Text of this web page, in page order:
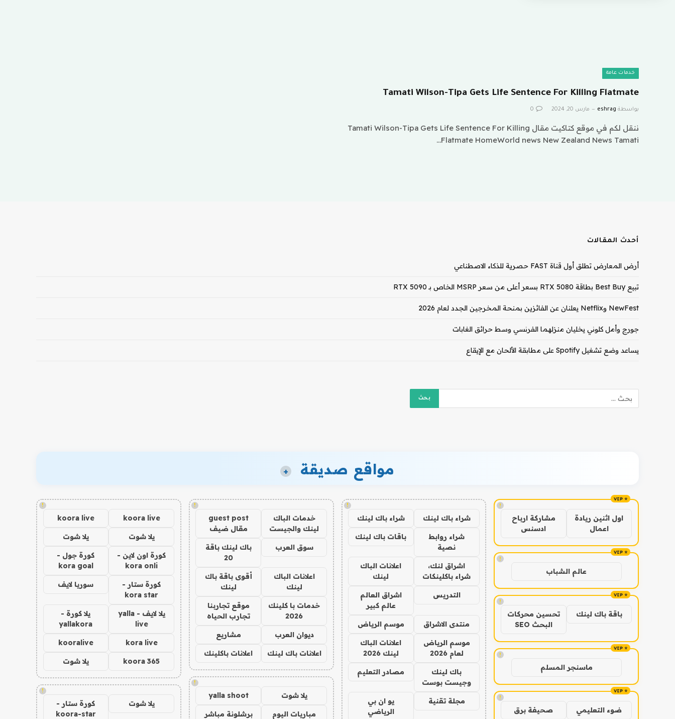
خدمات عامة
Tamati Wilson-Tipa Gets Life Sentence For Killing Flatmate
بواسطة eshrag مارس 20, 2024 0
ننقل لكم في موقع كتاكيت مقال Tamati Wilson-Tipa Gets Life Sentence For Killing
Flatmate HomeWorld news New Zealand News Tamati…
أحدث المقالات
أرض المعارض تطلق أول قناة FAST حصرية للذكاء الاصطناعي
تبيع Best Buy بطاقة RTX 5080 بسعر أعلى من سعر MSRP الخاص بـ RTX 5090
NewFest وNetflix يعلنان عن الفائزين بمنحة المخرجين الجدد لعام 2026
جورج وأمل كلوني يخليان منزلهما الفرنسي وسط حرائق الغابات
يساعد وضع تشغيل Spotify على مطابقة الألحان مع الإيقاع
مواقع صديقة +
!
اول اثنين ريادة
اعمال
مشاركة ارباح
ادسنس
!
عالم الشباب
!
باقة باك لينك
تحسين محركات
البحث SEO
!
ماسنجر المسلم
!
ضوء التعليمي صحيفة برق
!
شراء باك لينك شراء باك لينك
شراء روابط
نصية
باقات باك لينك
اشراق لنك،
شراء باكلينكات
اعلانات الباك
لينك
التدريس
اشراق العالم
عالم كبير
منتدى الاشراق موسم الرياض
موسم الرياض
لعام 2026
اعلانات الباك
لينك 2026
باك لينك
وجيست بوست
مصادر التعليم
مجلة تقنية
يو ان بي
الرياضي
!
خدمات الباك
لينك والجيست
guest post
مقال ضيف
سوق العرب
باك لينك باقة
20
اعلانات الباك
لينك
أقوى باقة باك
لينك
خدمات با كلينك
2026
موقع تجاربنا
تجارب الحياه
ديوان العرب مشاريع
اعلانات باك لينك اعلانات باكلينك
!
يلا شوت yalla shoot
مباريات اليوم
برشلونة مباشر
!
koora live
koora live
يلا شوت يلا شوت
كورة اون لاين -
kora onli
كورة جول -
kora goal
كورة ستار -
kora star
سوريا لايف
يلا لايف - yalla
live
يلا كورة -
yallakora
kora live
kooralive
koora 365 يلا شوت
!
يلا شوت
كورة ستار -
koora-star